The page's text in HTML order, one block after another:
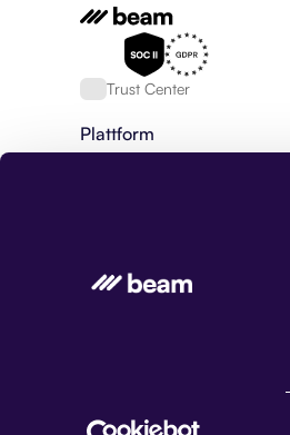
Trust Center
Plattform
Plattform für KI Agenten
Datenbank, Speicher & Rag
Integrationen